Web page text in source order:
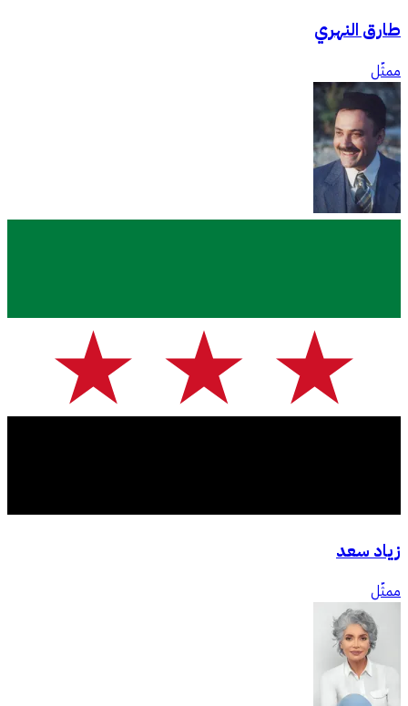
طارق النهري
ممثّل
زياد سعد
ممثّل